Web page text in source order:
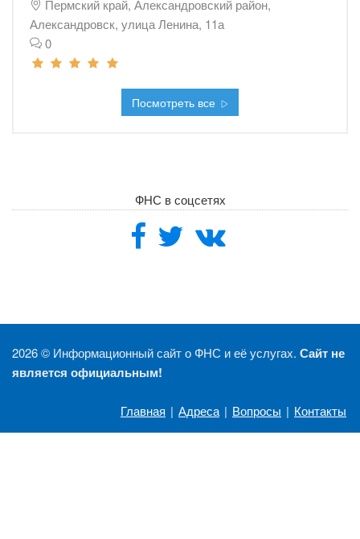
Пермский край, Александровский район,
Александровск, улица Ленина, 11а
0
Посмотреть все
ФНС в соцсетях
2026 © Информационный сайт о ФНС и её услугах. Сайт не
является официальным!
Главная | Адреса | Вопросы | Контакты